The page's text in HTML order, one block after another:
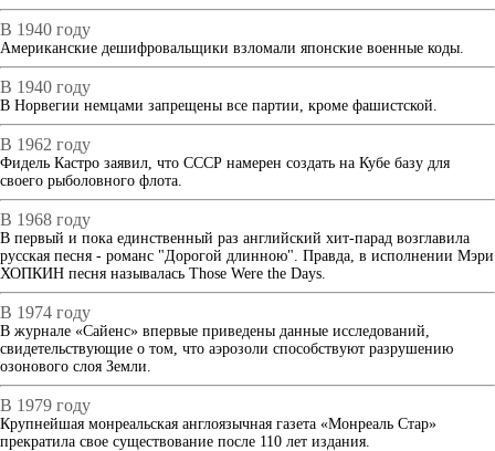
В 1940 году
Американские дешифровальщики взломали японские военные коды.
В 1940 году
В Норвегии немцами запрещены все партии, кроме фашистской.
В 1962 году
Фидель Кастро заявил, что СССР намерен создать на Кубе базу для
своего рыболовного флота.
В 1968 году
В первый и пока единственный раз английский хит-парад возглавила
русская песня - романс "Дорогой длинною". Правда, в исполнении Мэри
ХОПКИН песня называлась Those Were the Days.
В 1974 году
В журнале «Сайенс» впервые приведены данные исследований,
свидетельствующие о том, что аэрозоли способствуют разрушению
озонового слоя Земли.
В 1979 году
Крупнейшая монреальская англоязычная газета «Монреаль Стар»
прекратила свое существование после 110 лет издания.